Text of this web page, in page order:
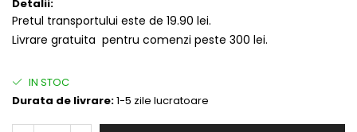
Detalii:
Pretul transportului este de 19.90 lei.
Livrare gratuita pentru comenzi peste 300 lei.
IN STOC
Durata de livrare:1-5 zile lucratoare